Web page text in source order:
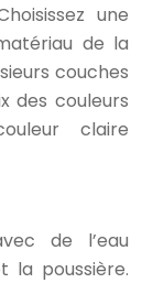
une
de la
couches
des couleurs
claire
de l’eau
la poussière.